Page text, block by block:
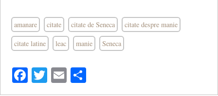
amanare citate citate de Seneca citate despre manie
citate latine leac manie Seneca
Facebook
Twitter
Email